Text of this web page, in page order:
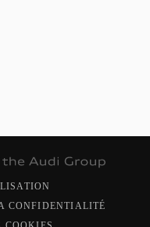
CONFIDENTIALITÉ